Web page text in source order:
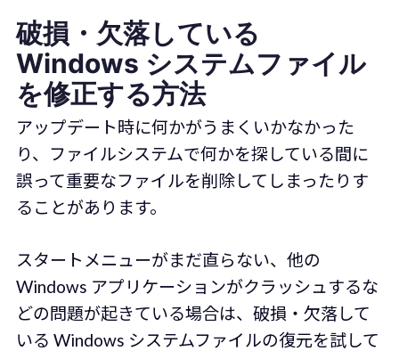
破損・欠落している
Windows システムファイル
を修正する方法
アップデート時に何かがうまくいかなかった
り、ファイルシステムで何かを探している間に
誤って重要なファイルを削除してしまったりす
ることがあります。
スタートメニューがまだ直らない、他の
Windows アプリケーションがクラッシュするな
どの問題が起きている場合は、破損・欠落して
いる Windows システムファイルの復元を試して